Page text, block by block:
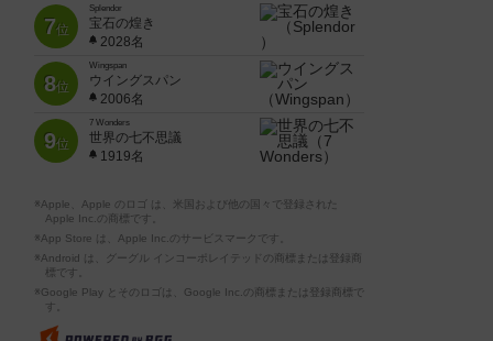
7位
Splendor
宝石の煌き
2028名
8位
Wingspan
ウイングスパン
2006名
9位
7 Wonders
世界の七不思議
1919名
※Apple、Apple のロゴ は、米国および他の国々で登録された
Apple Inc.の商標です。
※App Store は、Apple Inc.のサービスマークです。
※Android は、グーグル インコーポレイテッドの商標または登録商
標です。
※Google Play とそのロゴは、Google Inc.の商標または登録商標で
す。